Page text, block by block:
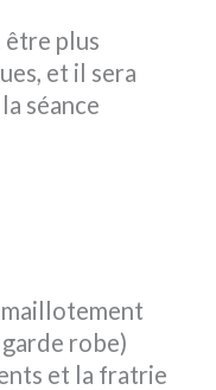
plus
et il sera
séance
robe)
et la fratrie